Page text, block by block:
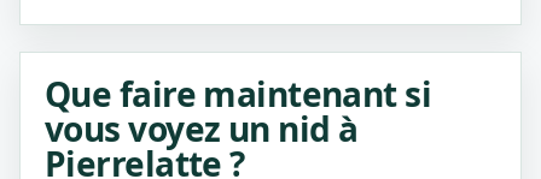
Que faire maintenant si
vous voyez un nid à
Pierrelatte ?